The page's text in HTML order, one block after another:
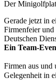
Der
Gerade jetzt in
Firmenfeier
Deutschen
Ein Team-
Firmen aus
Gelegenheit in